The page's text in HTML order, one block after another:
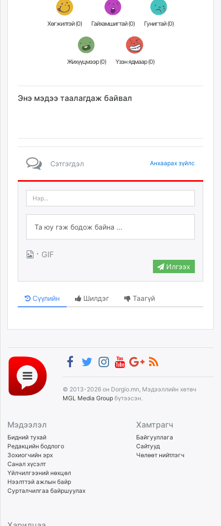
Хөгжилтэй (0) Гайхамшигтай (0) Гунигтай (0)
Жихүүцмээр (0) Үзэн ядмаар (0)
Энэ мэдээ таалагдаж байвал
Сэтгэгдэл Анхаарах зүйлс
· GIF
Илгээх
Сүүлийн Шилдэг Таагүй
© 2013-2026 он Dorgio.mn, Мэдээллийн хөтөч
MGL Media Group бүтээсэн.
Мэдээлэл
Бидний тухай
Редакцийн бодлого
Зохиогчийн эрх
Санал хүсэлт
Үйлчилгээний нөхцөл
Нээлттэй ажлын байр
Сурталчилгаа байршуулах
Хамтрагч
Байгууллага
Сайтууд
Чөлөөт нийтлэгч